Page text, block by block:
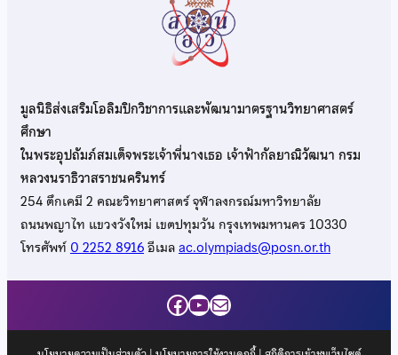
มูลนิธิส่งเสริมโอลิมปิกวิชาการและพัฒนามาตรฐานวิทยาศาสตร์
ศึกษา
ในพระอุปถัมภ์สมเด็จพระเจ้าพี่นางเธอ เจ้าฟ้ากัลยาณิวัฒนา กรม
หลวงนราธิวาสราชนครินทร์
254 ตึกเคมี 2 คณะวิทยาศาสตร์ จุฬาลงกรณ์มหาวิทยาลัย
ถนนพญาไท แขวงวังใหม่ เขตปทุมวัน กรุงเทพมหานคร 10330
โทรศัพท์0 2252 8916อีเมลac.olympiads@posn.or.th
Facebook
YouTube
Mail